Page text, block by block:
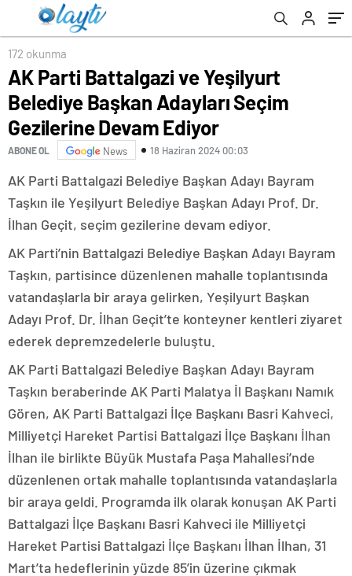
Ediyor
172 okunma
AK Parti Battalgazi ve Yeşilyurt
Belediye Başkan Adayları Seçim
Gezilerine Devam Ediyor
ABONE OL News 18 Haziran 2024 00:03
AK Parti Battalgazi Belediye Başkan Adayı Bayram
Taşkın ile Yeşilyurt Belediye Başkan Adayı Prof. Dr.
İlhan Geçit, seçim gezilerine devam ediyor.
AK Parti’nin Battalgazi Belediye Başkan Adayı Bayram
Taşkın, partisince düzenlenen mahalle toplantısında
vatandaşlarla bir araya gelirken, Yeşilyurt Başkan
Adayı Prof. Dr. İlhan Geçit’te konteyner kentleri ziyaret
ederek depremzedelerle buluştu.
AK Parti Battalgazi Belediye Başkan Adayı Bayram
Taşkın beraberinde AK Parti Malatya İl Başkanı Namık
Gören, AK Parti Battalgazi İlçe Başkanı Basri Kahveci,
Milliyetçi Hareket Partisi Battalgazi İlçe Başkanı İlhan
İlhan ile birlikte Büyük Mustafa Paşa Mahallesi’nde
düzenlenen ortak mahalle toplantısında vatandaşlarla
bir araya geldi. Programda ilk olarak konuşan AK Parti
Battalgazi İlçe Başkanı Basri Kahveci ile Milliyetçi
Hareket Partisi Battalgazi İlçe Başkanı İlhan İlhan, 31
Mart’ta hedeflerinin yüzde 85’in üzerine çıkmak